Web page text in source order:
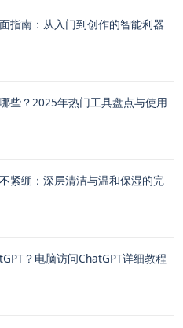
指南：从入门到创作的智能利器
些？2025年热门工具盘点与使用
紧绷：深层清洁与温和保湿的完
？电脑访问ChatGPT详细教程